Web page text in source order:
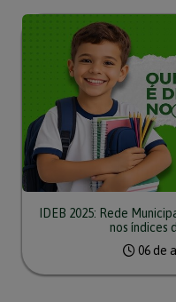
IDEB 2025: Rede
nos índices
06 de